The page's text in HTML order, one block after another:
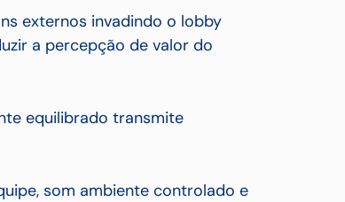
externos invadindo o lobby
a percepção de valor do
equilibrado transmite
som ambiente controlado e